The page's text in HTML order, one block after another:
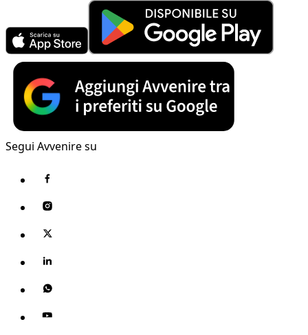
Segui Avvenire su